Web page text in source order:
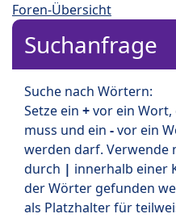
Foren-Übersicht
Suchanfrage
Suche nach Wörtern:
Setze ein +vor ein
muss und ein -vor ein
werden darf.
durch | innerhalb einer
der Wörter gefunden
als Platzhalter für